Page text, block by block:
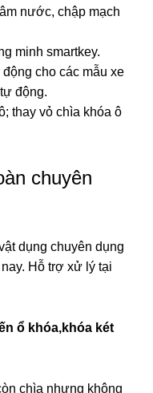
nước, chập mạch
minh smartkey.
cho các mẫu xe
động.
thay vỏ chìa khóa ô
chuyên
dụng chuyên dụng
Hỗ trợ xử lý tại
ổ khóa,khóa két
chìa nhưng không